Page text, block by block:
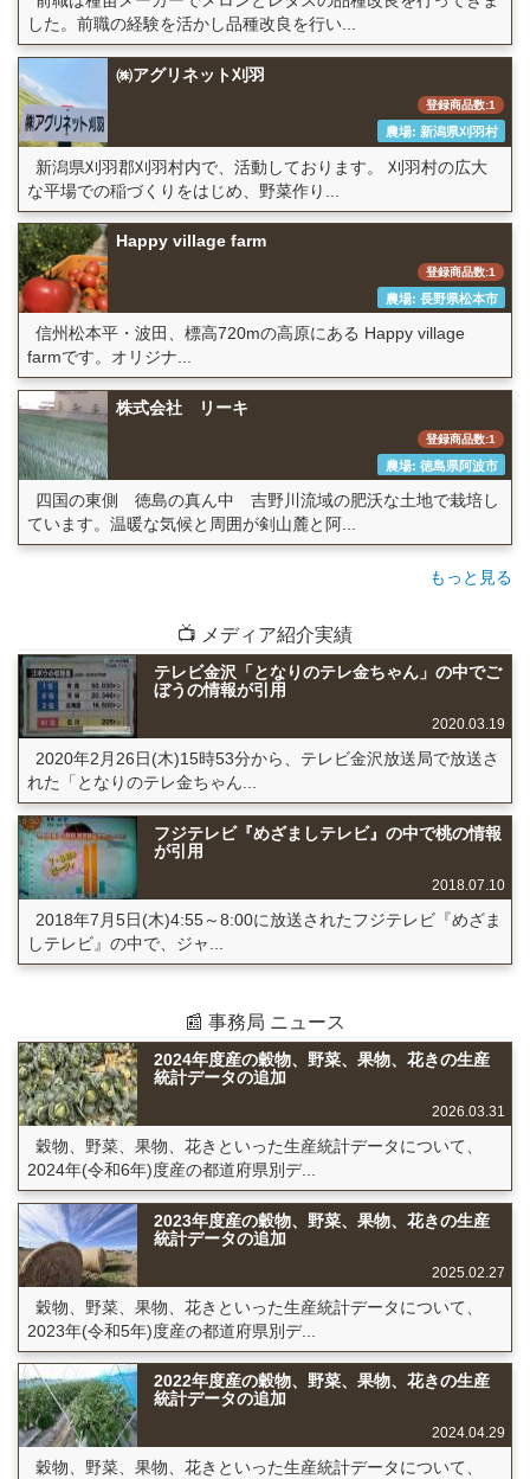
した。前職の経験を活かし品種改良を行い...
㈱アグリネット刈羽
登録商品数:1
農場: 新潟県刈羽村
新潟県刈羽郡刈羽村内で、活動しております。 刈羽村の広大
な平場での稲づくりをはじめ、野菜作り...
Happy village farm
登録商品数:1
農場: 長野県松本市
信州松本平・波田、標高720mの高原にある Happy village
farmです。オリジナ...
株式会社 リーキ
登録商品数:1
農場: 徳島県阿波市
四国の東側 徳島の真ん中 吉野川流域の肥沃な土地で栽培し
ています。温暖な気候と周囲が剣山麓と阿...
もっと見る
📺 メディア紹介実績
テレビ金沢「となりのテレ金ちゃん」の中でご
ぼうの情報が引用
2020.03.19
2020年2月26日(木)15時53分から、テレビ金沢放送局で放送さ
れた「となりのテレ金ちゃん...
フジテレビ『めざましテレビ』の中で桃の情報
が引用
2018.07.10
2018年7月5日(木)4:55～8:00に放送されたフジテレビ『めざま
しテレビ』の中で、ジャ...
📰 事務局 ニュース
2024年度産の穀物、野菜、果物、花きの生産
統計データの追加
2026.03.31
穀物、野菜、果物、花きといった生産統計データについて、
2024年(令和6年)度産の都道府県別デ...
2023年度産の穀物、野菜、果物、花きの生産
統計データの追加
2025.02.27
穀物、野菜、果物、花きといった生産統計データについて、
2023年(令和5年)度産の都道府県別デ...
2022年度産の穀物、野菜、果物、花きの生産
統計データの追加
2024.04.29
穀物、野菜、果物、花きといった生産統計データについて、